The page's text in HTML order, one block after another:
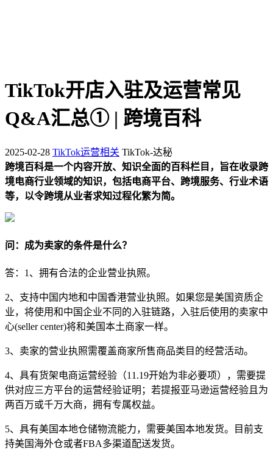
TikTok开店入驻及运营常见
Q&A汇总① | 跨境百科
2025-02-28 TikTok运营相关 TikTok-达秘
跨境百科是一个内容开放、知识全面的百科栏目，旨在收录跨
境电商行业领域的知识，包括电商平台、跨境服务、行业术语
等，以令跨境从业者求知过程化繁为简。
问：成为卖家的条件是什么？
答：1、拥有合法的企业营业执照。
2、支持中国内地和中国香港营业执照。如果您是美国资质企
业，将使用和中国企业不同的入驻链路，入驻后使用的卖家中
心(seller center)将和美国本土商家一样。
3、卖家的营业执照需覆盖商家所售商品类目的经营活动。
4、具有货架电商运营经验（11.19开始为非必要项），需要提
供对应三方平台的运营经验证明；若提报亚马逊运营经验且为
两百万或千万大商，拥有专属权益。
5、具有美国本地仓储物流能力，需要美国本地发货。目前支
持美国海外仓或者FBA多渠道配送发货。